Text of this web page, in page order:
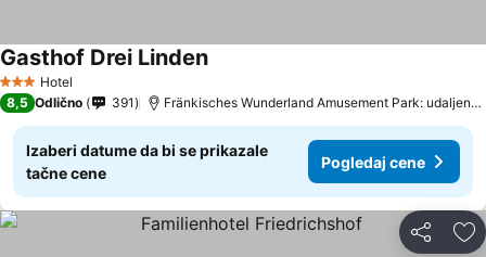
3 Zvezdice
Hotel
Gasthof Drei Linden
8,5 Odlično 391 Fränkisches Wunderland Amusement Park: udaljenost 11.1 km
Izaberi datume da bi se prikazale
tačne cene
Pogledaj cene
Deli